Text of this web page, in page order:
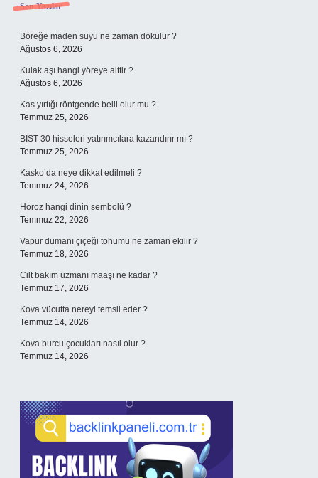
Sidebar
Son Yazılar
Böreğe maden suyu ne zaman dökülür ?
Ağustos 6, 2026
Kulak aşı hangi yöreye aittir ?
Ağustos 6, 2026
Kas yırtığı röntgende belli olur mu ?
Temmuz 25, 2026
BIST 30 hisseleri yatırımcılara kazandırır mı ?
Temmuz 25, 2026
Kasko’da neye dikkat edilmeli ?
Temmuz 24, 2026
Horoz hangi dinin sembolü ?
Temmuz 22, 2026
Vapur dumanı çiçeği tohumu ne zaman ekilir ?
Temmuz 18, 2026
Cilt bakım uzmanı maaşı ne kadar ?
Temmuz 17, 2026
Kova vücutta nereyi temsil eder ?
Temmuz 14, 2026
Kova burcu çocukları nasıl olur ?
Temmuz 14, 2026